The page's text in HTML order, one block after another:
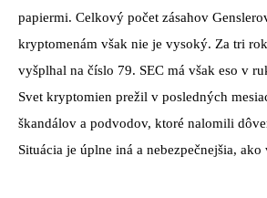
papiermi. Celkový počet zásahov
kryptomenám však nie je vysoký. Za tri
vyšplhal na číslo 79. SEC má však eso v
Svet kryptomien prežil v posledných
škandálov a podvodov, ktoré nalomili
Situácia je úplne iná a nebezpečnejšia,